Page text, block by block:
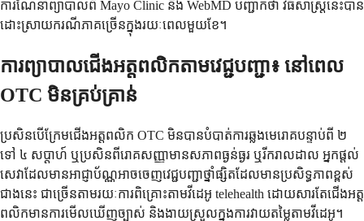
ការណែនាំព្យាបាលពី Mayo Clinic និង WebMD បញ្ជាក់ថា វិធីសាស្រ្តនេះបាន
ដោះស្រាយករណីភាគច្រើនក្នុងរយៈពេលមួយខែ។
ការព្យាបាលជើងអត្តពលិកតាមវេជ្ជបញ្ជា៖ នៅពេល
OTC មិនគ្រប់គ្រាន់
ប្រសិនបើក្រែមជើងអត្តពលិក OTC មិនបានបំបាត់ការឆ្លងមេរោគបន្ទាប់ពី ២
ទៅ ៤ សប្តាហ៍ ឬប្រសិនពីរោគសញ្ញាមានសភាពធ្ងន់ធ្ងរ ឬរីករាលដាល អ្នកផ្តល់
សេវាដែលមានអាជ្ញាប័ណ្ណអាចចេញវេជ្ជបញ្ជាថ្នាំផ្សិតដែលមានប្រសិទ្ធភាពខ្ពស់
ជាងនេះ ជាច្រើនតាមរយៈការពិគ្រោះតាមវីដេអូ telehealth ដោយសារតែជើងអត្ត
ពលិកមានការមើលឃើញច្បាស់ និងងាយស្រួលក្នុងការវាយតម្លៃតាមវីដេអូ។